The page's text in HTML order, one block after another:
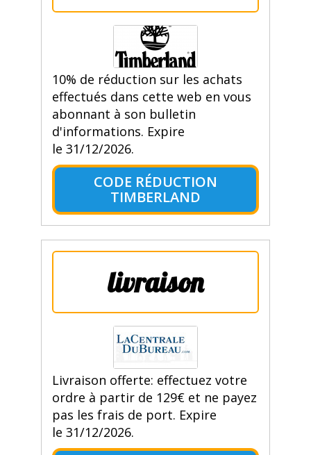
10% de réduction sur les achats
effectués dans cette web en vous
abonnant à son bulletin
d'informations. Expire
le 31/12/2026.
CODE RÉDUCTION
TIMBERLAND
livraison
Livraison offerte: effectuez votre
ordre à partir de 129€ et ne payez
pas les frais de port. Expire
le 31/12/2026.